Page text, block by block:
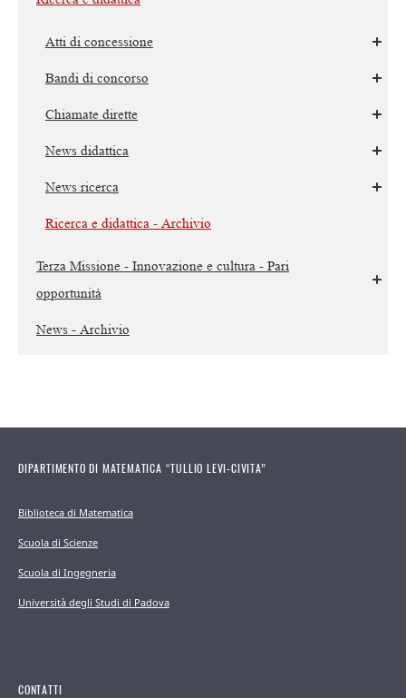
Atti di concessione
Bandi di concorso
Chiamate dirette
News didattica
News ricerca
Ricerca e didattica - Archivio
Terza Missione - Innovazione e cultura - Pari
opportunità
News - Archivio
DIPARTIMENTO DI MATEMATICA “TULLIO LEVI-CIVITA”
Biblioteca di Matematica
Scuola di Scienze
Scuola di Ingegneria
Università degli Studi di Padova
CONTATTI